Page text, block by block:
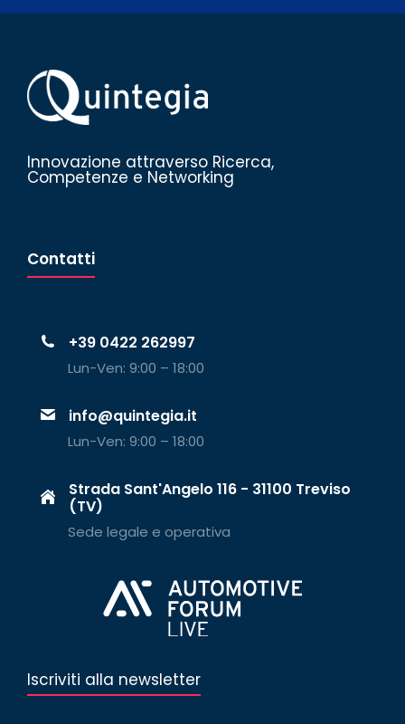
Innovazione attraverso Ricerca,
Competenze e Networking
Contatti
+39 0422 262997
Lun-Ven: 9:00 – 18:00
info@quintegia.it
Lun-Ven: 9:00 – 18:00
Strada Sant'Angelo 116 - 31100 Treviso
(TV)
Sede legale e operativa
Iscriviti alla newsletter